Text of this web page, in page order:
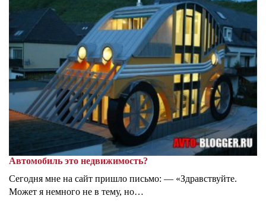
Автомобиль это недвижимость?
Сегодня мне на сайт пришло письмо: — «Здравствуйте.
Может я немного не в тему, но…